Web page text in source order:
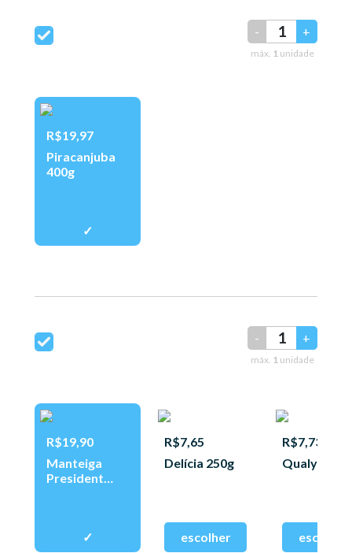
- +
máx. 1 unidade
R$19,97
Piracanjuba
400g
- +
máx. 1 unidade
R$19,90
Manteiga
President
R$7,65
Delícia 250g
R$7,73
Qualy 250g